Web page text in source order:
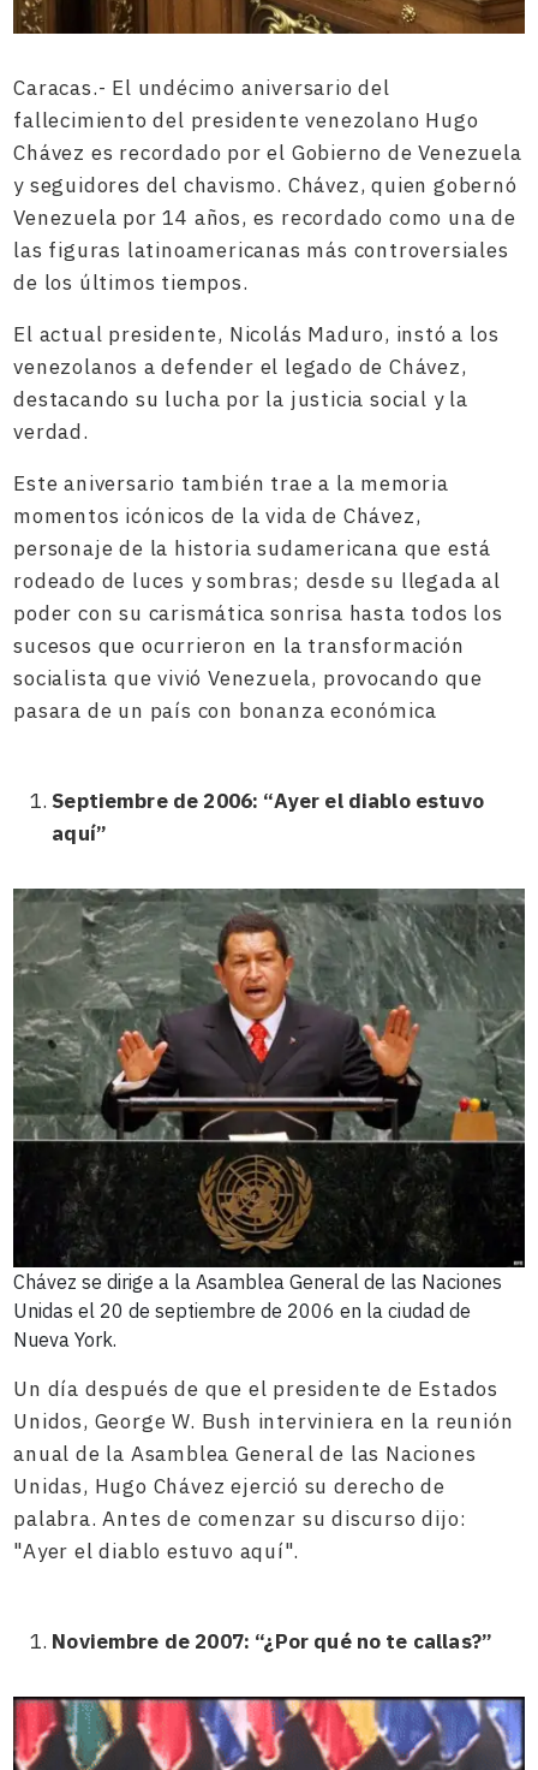
Caracas.- El undécimo aniversario del
fallecimiento del presidente venezolano Hugo
Chávez es recordado por el Gobierno de Venezuela
y seguidores del chavismo. Chávez, quien gobernó
Venezuela por 14 años, es recordado como una de
las figuras latinoamericanas más controversiales
de los últimos tiempos.
El actual presidente, Nicolás Maduro, instó a los
venezolanos a defender el legado de Chávez,
destacando su lucha por la justicia social y la
verdad.
Este aniversario también trae a la memoria
momentos icónicos de la vida de Chávez,
personaje de la historia sudamericana que está
rodeado de luces y sombras; desde su llegada al
poder con su carismática sonrisa hasta todos los
sucesos que ocurrieron en la transformación
socialista que vivió Venezuela, provocando que
pasara de un país con bonanza económica
Septiembre de 2006: “Ayer el diablo estuvo
aquí”
Chávez se dirige a la Asamblea General de las Naciones
Unidas el 20 de septiembre de 2006 en la ciudad de
Nueva York.
Un día después de que el presidente de Estados
Unidos, George W. Bush interviniera en la reunión
anual de la Asamblea General de las Naciones
Unidas, Hugo Chávez ejerció su derecho de
palabra. Antes de comenzar su discurso dijo:
"Ayer el diablo estuvo aquí".
Noviembre de 2007: “¿Por qué no te callas?”